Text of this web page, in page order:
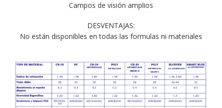
Campos de visión amplios
DESVENTAJAS:
No están disponibles en todas las formulas ni materiales